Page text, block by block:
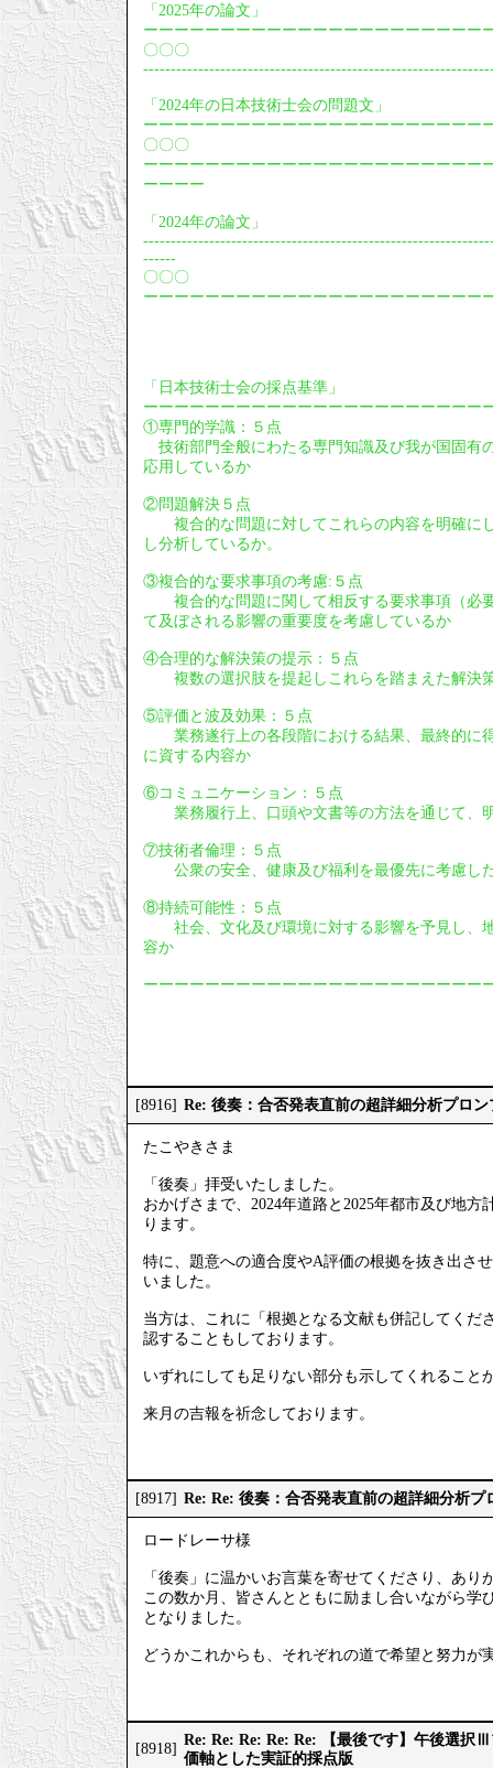
「2025年の論文」
ーーーーーーーーーーーーーーーーーーーーー
〇〇〇
「2024年の日本技術士会の問題文」
ーーーーーーーーーーーーーーーーーーーーー
〇〇〇
ーーーーーーーーーーーーーーーーーーーーー
ーーーー
「2024年の論文」
------
〇〇〇
ーーーーーーーーーーーーーーーーーーーーー
「日本技術士会の採点基準」
ーーーーーーーーーーーーーーーーーーーーー
①専門的学識：５点
技術部門全般にわたる専門知識及び我が国固有
応用しているか
②問題解決５点
複合的な問題に対してこれらの内容を明確に
し分析しているか。
③複合的な要求事項の考慮:５点
複合的な問題に関して相反する要求事項（必
て及ぼされる影響の重要度を考慮しているか
④合理的な解決策の提示：５点
複数の選択肢を提起しこれらを踏まえた解決
⑤評価と波及効果：５点
業務遂行上の各段階における結果、最終的に
に資する内容か
⑥コミュニケーション：５点
業務履行上、口頭や文書等の方法を通じて、
⑦技術者倫理：５点
公衆の安全、健康及び福利を最優先に考慮し
⑧持続可能性：５点
社会、文化及び環境に対する影響を予見し、
容か
ーーーーーーーーーーーーーーーーーーーーー
[8916] Re: 後奏：合否発表直前の超詳細分析プロ
たこやきさま
「後奏」拝受いたしました。
おかげさまで、2024年道路と2025年都市及び地
ります。
特に、題意への適合度やA評価の根拠を抜き出さ
いました。
当方は、これに「根拠となる文献も併記してく
認することもしております。
いずれにしても足りない部分も示してくれるこ
来月の吉報を祈念しております。
[8917] Re: Re: 後奏：合否発表直前の超詳細分析
ロードレーサ様
「後奏」に温かいお言葉を寄せてくださり、あり
この数か月、皆さんとともに励まし合いながら
となりました。
どうかこれからも、それぞれの道で希望と努力が
[8918]
Re: Re: Re: Re: Re: 【最後です】午後選択
価軸とした実証的採点版